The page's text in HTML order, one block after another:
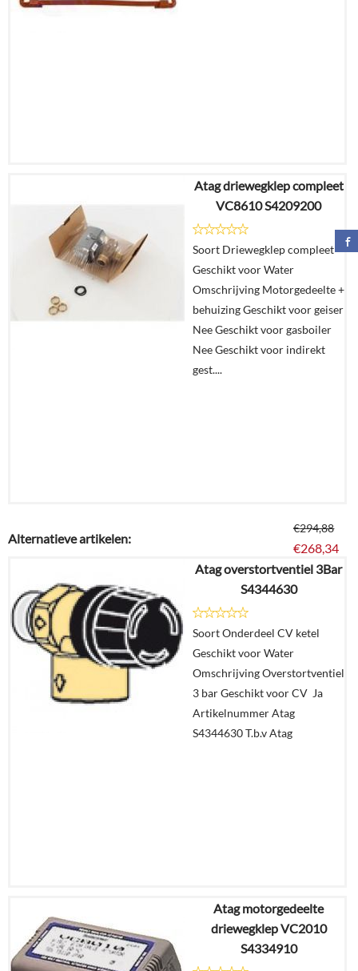
€83,11
€69,82
Details
In
winkelmand
Atag driewegklep compleet
VC8610 S4209200
Soort Driewegklep compleet
Geschikt voor Water
Omschrijving Motorgedeelte +
behuizing Geschikt voor geiser
Nee Geschikt voor gasboiler
Nee Geschikt voor indirekt
gest....
€294,88
€268,34
Details
In
winkelmand
Alternatieve artikelen:
Atag overstortventiel 3Bar
S4344630
Soort Onderdeel CV ketel
Geschikt voor Water
Omschrijving Overstortventiel
3 bar Geschikt voor CV Ja
Artikelnummer Atag
S4344630 T.b.v Atag
€47,12
€41,47
Atag motorgedeelte
driewegklep VC2010
S4334910